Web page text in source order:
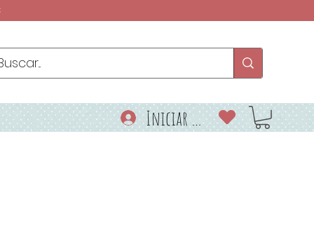
Iniciar sesión